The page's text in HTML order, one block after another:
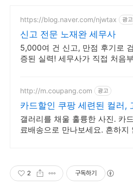
https://blog.naver.com/njwtax 광고
신고 전문 노재완 세무사
5,000여 건 신고, 만점 후기로 검
증된 실력! 세무사가 직접 처음부
http://m.coupang.com 광고
카드할인 쿠팡 세련된 컬러,
갤러리를 채울 훌륭한 사진. 카
료배송으로 만나보세요. 흔하
2 구독하기